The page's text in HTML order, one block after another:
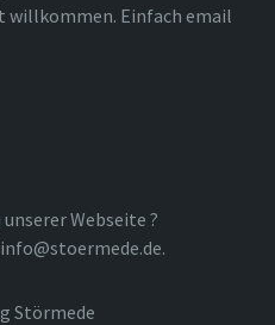
willkommen. Einfach email
Webseite ?
Störmede